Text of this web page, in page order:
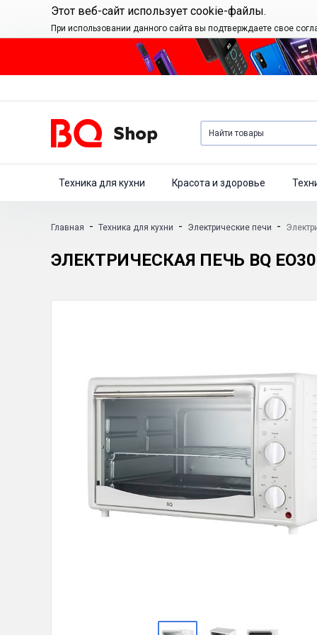
Этот веб-сайт использует cookie-файлы.
При использовании данного сайта вы подтверждаете свое
Техника для кухни Красота и здоровье
Главная - Техника для кухни - Электрические печи -
ЭЛЕКТРИЧЕСКАЯ ПЕЧЬ BQ